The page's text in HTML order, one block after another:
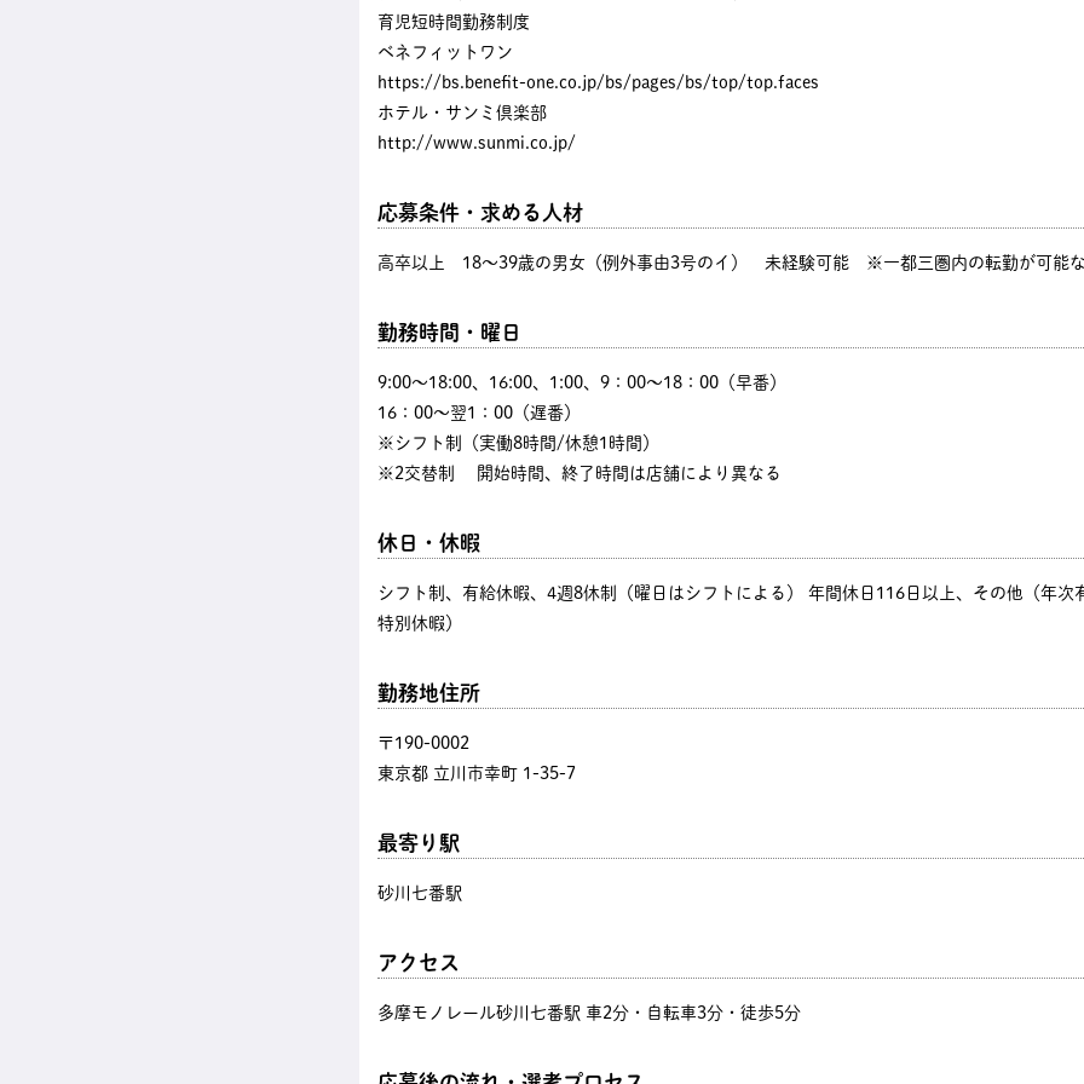
育児短時間勤務制度
ベネフィットワン
https://bs.benefit-one.co.jp/bs/pages/bs/top/top.faces
ホテル・サンミ倶楽部
http://www.sunmi.co.jp/
応募条件・求める人材
高卒以上 18～39歳の男女（例外事由3号のイ） 未経験可能 ※一都三圏内の転勤が可能
勤務時間・曜日
9:00〜18:00、16:00、1:00、9：00～18：00（早番）
16：00～翌1：00（遅番）
※シフト制（実働8時間/休憩1時間）
※2交替制 開始時間、終了時間は店舗により異なる
休日・休暇
シフト制、有給休暇、4週8休制（曜日はシフトによる） 年間休日116日以上、その他（年次
特別休暇）
勤務地住所
〒190-0002
東京都 立川市幸町 1-35-7
最寄り駅
砂川七番駅
アクセス
多摩モノレール砂川七番駅 車2分・自転車3分・徒歩5分